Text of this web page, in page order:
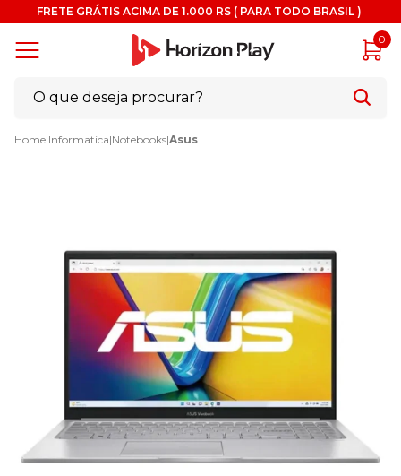
FRETE GRÁTIS ACIMA DE 1.000 RS ( PARA TODO BRASIL )
0
Home|Informatica|Notebooks|Asus